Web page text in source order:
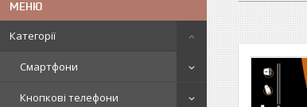
Категорії
Смартфони
Кнопкові телефони